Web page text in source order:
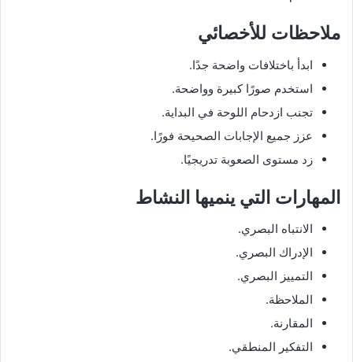
ملاحظات للأخصائي
ابدأ باختلافات واضحة جدًا.
استخدم صورًا كبيرة وواضحة.
تجنب ازدحام اللوحة في البداية.
عزز جميع الإجابات الصحيحة فورًا.
زد مستوى الصعوبة تدريجيًا.
المهارات التي ينميها النشاط
الانتباه البصري.
الإدراك البصري.
التمييز البصري.
الملاحظة.
المقارنة.
التفكير المنطقي.